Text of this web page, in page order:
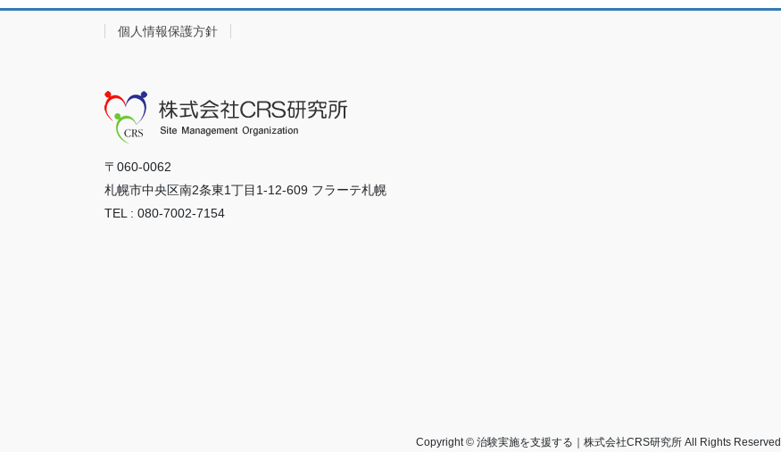
個人情報保護方針
〒060-0062
札幌市中央区南2条東1丁目1-12-609 フラーテ札幌
TEL : 080-7002-7154
Copyright © 治験実施を支援する｜株式会社CRS研究所 All Rights Reserved.